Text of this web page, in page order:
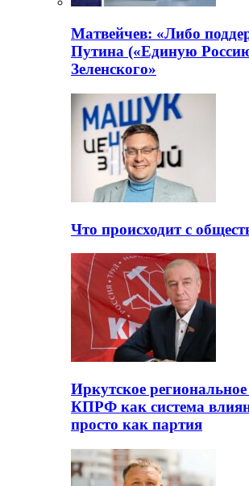
Матвейчев: «Либо
Путина («Единую
Зеленского»
Что происходит с
Иркутское региональное
КПРФ как система
просто как партия